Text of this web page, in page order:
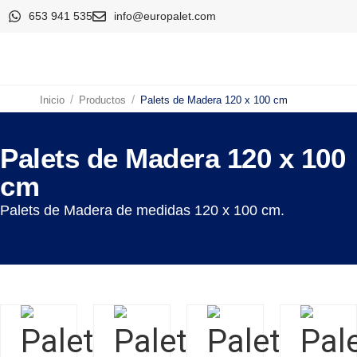
653 941 535 info@europalet.com
Inicio / Productos / Palets de Madera 120 x 100 cm
Palets de Madera 120 x 100
cm
Palets de Madera de medidas 120 x 100 cm.